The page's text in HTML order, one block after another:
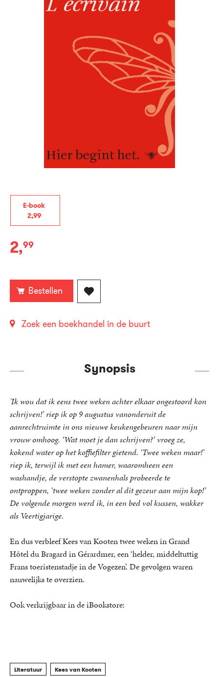
E-book
2,99
E-
2,99
Bestellen
Zoek een boekhandel in de buurt
Synopsis
'Ik wou dat ik eens twee weken achter elkaar ongestoord kon
schrijven!’ riep ik op 9 augustus vanonderuit de
aanrechtruimte in ons nieuwe keukengebeuren naar mijn
vrouw omhoog. ‘Wat moet je dan schrijven?’ vroeg ze,
kokend water op het koffiefilter gietend. ‘Twee weken maar!’
riep ik, terwijl ik met een hamer, waaromheen een
washandje, de verstopte zwanenhals probeerde te
ontproppen, ‘twee weken zonder al dit gezeur aan mijn kop!’
De volgende morgen werd ik, in een bed vol kussen, wakker
als Veertigjarige.
En dus verbleef Kees van Kooten twee weken in Grand
Hôtel du Bragard in Gérardmer, een ‘helder, middeltuttig
Frans toeristenstadje in de Vogezen’. De gevolgen waren
nauwelijks te overzien.
Ook verkrijgbaar in de iBookstore:
Literatuur Kees van Kooten